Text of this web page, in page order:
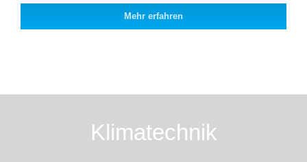
Mehr erfahren
Klimatechnik